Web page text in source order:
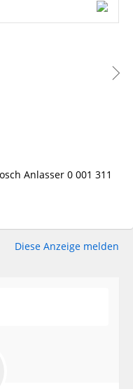
Anlasser 0 001 311
Diese Anzeige melden